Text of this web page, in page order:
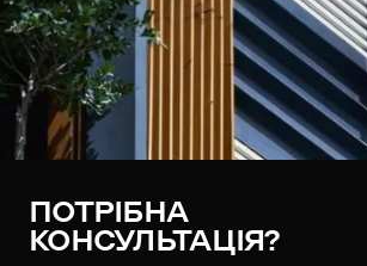
ПОТРІБНА
КОНСУЛЬТАЦІЯ?